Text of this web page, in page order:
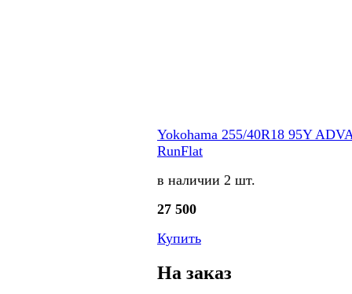
Yokohama 255/40R18 95Y
RunFlat
в наличии 2 шт.
27 500
Купить
На заказ